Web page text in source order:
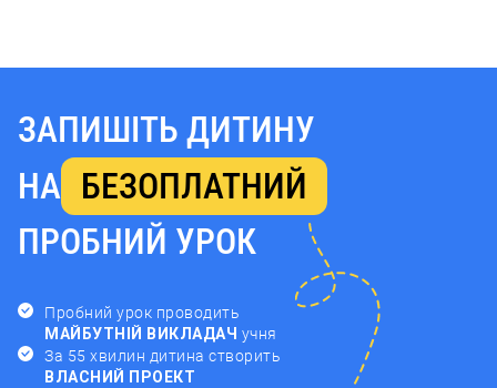
ЗАПИШІТЬ
ДИТИНУ
НА
БЕЗОПЛАТНИЙ
ПРОБНИЙ
ЗАПИШІТЬ ДИТИНУ
НА БЕЗОПЛАТНИЙ
ПРОБНИЙ УРОК
Пробний урок проводить
МАЙБУТНІЙ ВИКЛАДАЧ учня
За 55 хвилин дитина створить
ВЛАСНИЙ ПРОЕКТ